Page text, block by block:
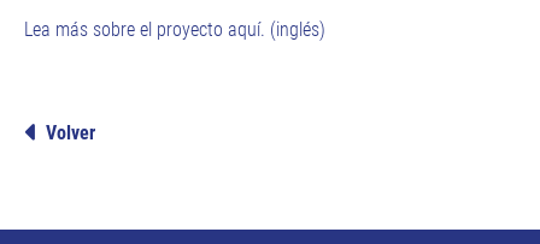
Lea más sobre el proyecto aquí. (inglés)
Volver